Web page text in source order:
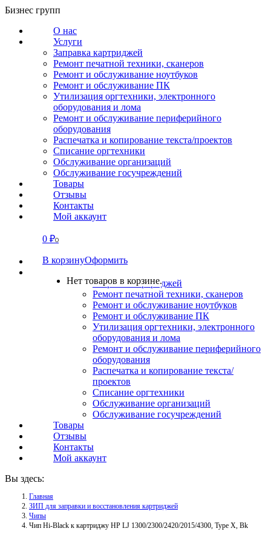
Перейти
содержанию
Бизнес групп
О нас
Услуги
Заправка картриджей
Ремонт печатной техники, сканеров
Ремонт и обслуживание ноутбуков
Ремонт и обслуживание ПК
Утилизация оргтехники, электронного
оборудования и лома
Ремонт и обслуживание периферийного
оборудования
Распечатка и копирование текста/проектов
Списание оргтехники
Обслуживание организаций
Обслуживание госучреждений
Товары
Отзывы
Контакты
Мой аккаунт
0 ₽0
В корзинуОформить
Нет товаров в корзине.
СВЯЗАТЬСЯ
О нас
Заправка картриджей
Ремонт печатной техники, сканеров
Ремонт и обслуживание ноутбуков
Ремонт и обслуживание ПК
Утилизация оргтехники, электронного
оборудования и лома
Ремонт и обслуживание периферийного
оборудования
Распечатка и копирование текста/
проектов
Списание оргтехники
Обслуживание организаций
Обслуживание госучреждений
Товары
Отзывы
Контакты
Мой аккаунт
Вы здесь:
Главная
ЗИП для заправки и восстановления картриджей
Чипы
Чип Hi-Black к картриджу HP LJ 1300/2300/2420/2015/4300, Type X, Bk